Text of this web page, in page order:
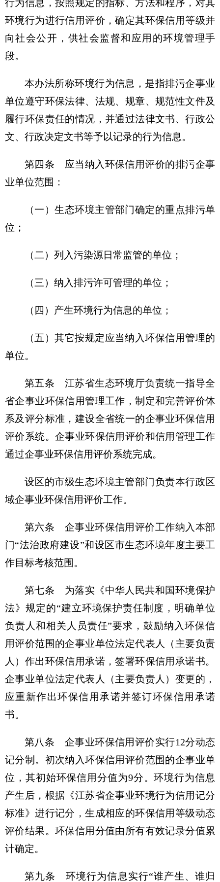
行为信息，按照规定的指标、方法和程序，对其
环境行为进行信用评价，确定其环保信用等级并
向社会公开，供社会监督和应用的环境管理手
段。
本办法所称环境行为信息，是指排污企事业
单位遵守环保法律、法规、规章、规范性文件及
履行环保责任的情况，并通过法律文书、行政公
文、行政决定文书等予以记录的行为信息。
第四条 应当纳入环保信用评价的排污企事
业单位范围：
（一）生态环境主管部门确定的重点排污单
位；
（二）列入污染源日常监管的单位；
（三）纳入排污许可管理的单位；
（四）产生环境行为信息的单位；
（五）其它按规定应当纳入环保信用管理的
单位。
第五条 江苏省生态环境厅负责统一指导全
省企事业环保信用管理工作，制定和完善评价体
系及评分标准，建设全省统一的企事业环保信用
评价系统。企事业环保信用评价和信用管理工作
通过企事业环保信用评价系统完成。
设区的市级生态环境主管部门负责本行政区
域企事业环保信用评价工作。
第六条 企事业环保信用评价工作纳入本部
门“法治政府建设”和设区市生态环境年度主要工
作目标考核范围。
第七条 为落实《中华人民共和国环境保护
法》规定的“建立环境保护责任制度，明确单位
负责人和相关人员责任”要求，鼓励纳入环保信
用评价范围的企事业单位法定代表人（主要负责
人）作出环保信用承诺，签署环保信用承诺书。
企事业单位法定代表人（主要负责人）变更的，
应重新作出环保信用承诺并签订环保信用承诺
书。
第八条 企事业环保信用评价实行12分动态
记分制。初次纳入环保信用评价范围的企事业单
位，其初始环保信用分值为9分。环境行为信息
产生后，根据《江苏省企事业环境行为信用记分
标准》进行记分，生成相应的环保信用等级动态
评价结果。环保信用分值由所有有效记录分值累
计确定。
第九条 环境行为信息实行“谁产生、谁归